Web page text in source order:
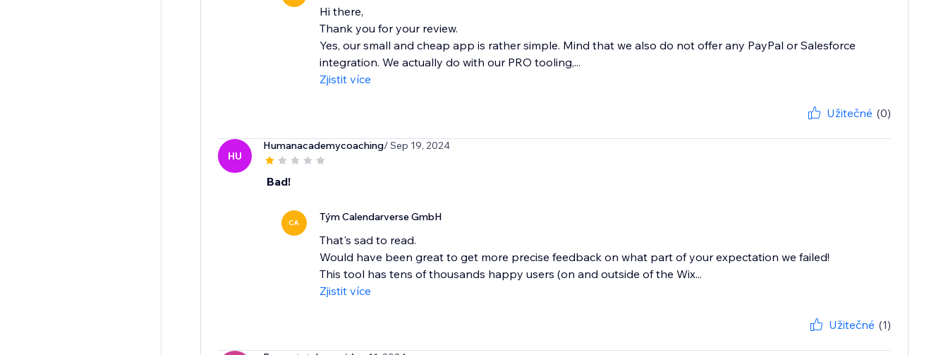
Hi there,
Thank you for your review.
Yes, our small and cheap app is rather simple. Mind that we also do not offer any PayPal or Salesforce
integration. We actually do with our PRO tooling,...
Zjistit více
Užitečné (0)
HU
Humanacademycoaching/ Sep 19, 2024
Bad!
CA Tým Calendarverse GmbH
That's sad to read.
Would have been great to get more precise feedback on what part of your expectation we failed!
This tool has tens of thousands happy users (on and outside of the Wix...
Zjistit více
Užitečné (1)